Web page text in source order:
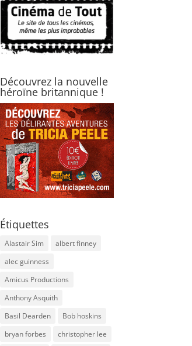
Découvrez la nouvelle
héroïne britannique !
Étiquettes
Alastair Sim
albert finney
alec guinness
Amicus Productions
Anthony Asquith
Basil Dearden
Bob hoskins
bryan forbes
christopher lee